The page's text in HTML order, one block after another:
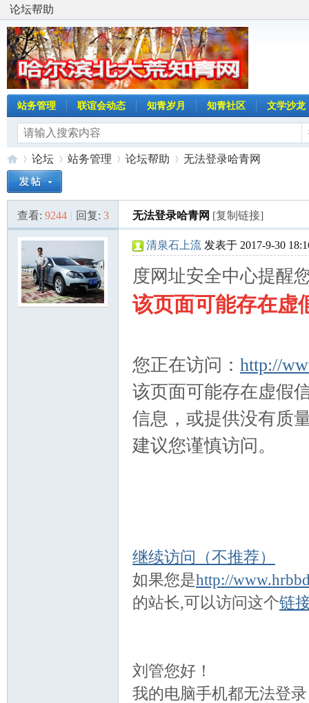
论坛帮助
站务管理 联谊会动态 知青岁月 知青社区 文学沙龙
哈»
论坛
›
站务管理 论坛帮助
›
无法登录哈青网
查看: 9244 | 回复: 3 无法登录哈青网 [复制链接]
清泉石上流 发表于 2017-9-30
度网址安全中心提醒
该页面可能存在虚
您正在访问： http://
该页面可能存在虚假
信息，或提供没有质
建议您谨慎访问。
继续访问（不推荐）
如果您是http://
的站长,可以访问这个链
刘管您好！
我的电脑手机都无法登